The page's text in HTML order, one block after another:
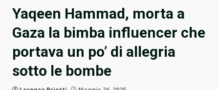
Yaqeen Hammad, morta a
Gaza la bimba influencer che
portava un po’ di allegria
sotto le bombe